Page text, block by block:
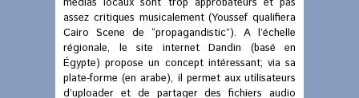
assez critiques musicalement (Youssef qualifiera
Cairo Scene de “propagandistic”). A l’échelle
régionale, le site internet Dandin (basé en
Égypte) propose un concept intéressant; via sa
plate-forme (en arabe), il permet aux utilisateurs
d’uploader et de partager des fichiers audio